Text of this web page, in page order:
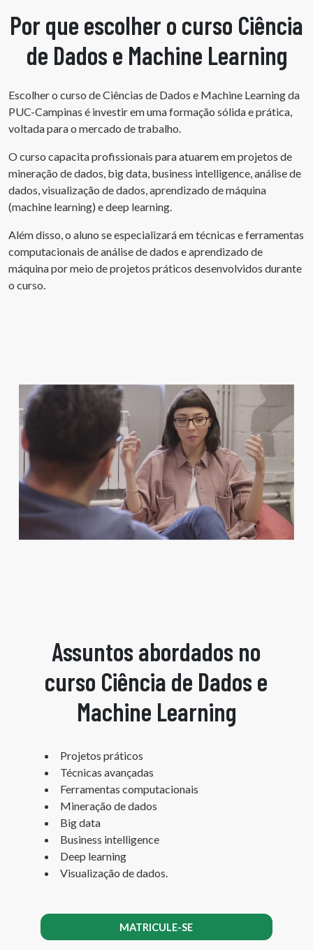
Por que escolher o curso Ciência
de Dados e Machine Learning
Escolher o curso de Ciências de Dados e Machine Learning da
PUC-Campinas é investir em uma formação sólida e prática,
voltada para o mercado de trabalho.
O curso capacita profissionais para atuarem em projetos de
mineração de dados, big data, business intelligence, análise de
dados, visualização de dados, aprendizado de máquina
(machine learning) e deep learning.
Além disso, o aluno se especializará em técnicas e ferramentas
computacionais de análise de dados e aprendizado de
máquina por meio de projetos práticos desenvolvidos durante
o curso.
Assuntos abordados no
curso Ciência de Dados e
Machine Learning
Projetos práticos
Técnicas avançadas
Ferramentas computacionais
Mineração de dados
Big data
Business intelligence
Deep learning
Visualização de dados.
MATRICULE-SE